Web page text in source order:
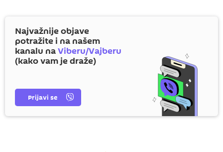
Najvažnije objave
potražite i na našem
kanalu naViberu/Vajberu
(kako vam je draže)
Prijavi se